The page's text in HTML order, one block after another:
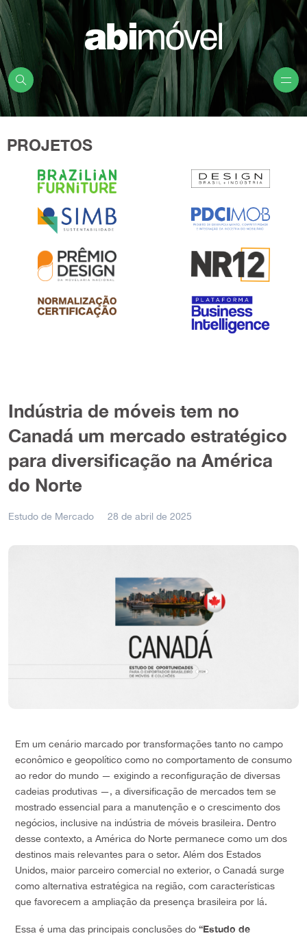
PROJETOS
Indústria de móveis tem no
Canadá um mercado estratégico
para diversificação na América
do Norte
Estudo de Mercado 28 de abril de 2025
Em um cenário marcado por transformações tanto no campo
econômico e geopolítico como no comportamento de consumo
ao redor do mundo — exigindo a reconfiguração de diversas
cadeias produtivas —, a diversificação de mercados tem se
mostrado essencial para a manutenção e o crescimento dos
negócios, inclusive na indústria de móveis brasileira. Dentro
desse contexto, a América do Norte permanece como um dos
destinos mais relevantes para o setor. Além dos Estados
Unidos, maior parceiro comercial no exterior, o Canadá surge
como alternativa estratégica na região, com características
que favorecem a ampliação da presença brasileira por lá.
Essa é uma das principais conclusões do “Estudo de